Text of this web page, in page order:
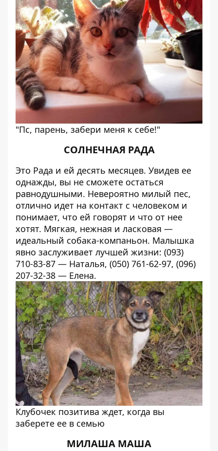
"Пс, парень, забери меня к себе!"
СОЛНЕЧНАЯ РАДА
Это Рада и ей десять месяцев. Увидев ее
однажды, вы не сможете остаться
равнодушными. Невероятно милый пес,
отлично идет на контакт с человеком и
понимает, что ей говорят и что от нее
хотят. Мягкая, нежная и ласковая —
идеальный собака-компаньон. Малышка
явно заслуживает лучшей жизни: (093)
710-83-87 — Наталья, (050) 761-62-97, (096)
207-32-38 — Елена.
Клубочек позитива ждет, когда вы
заберете ее в семью
МИЛАША МАША